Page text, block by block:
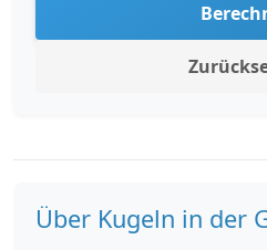
Über Kugeln in der